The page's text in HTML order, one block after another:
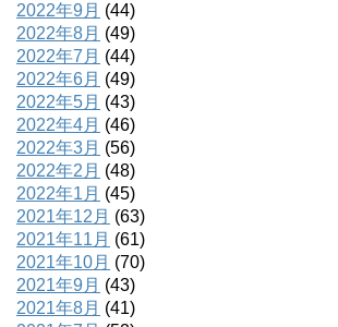
2022年9月 (44)
2022年8月 (49)
2022年7月 (44)
2022年6月 (49)
2022年5月 (43)
2022年4月 (46)
2022年3月 (56)
2022年2月 (48)
2022年1月 (45)
2021年12月 (63)
2021年11月 (61)
2021年10月 (70)
2021年9月 (43)
2021年8月 (41)